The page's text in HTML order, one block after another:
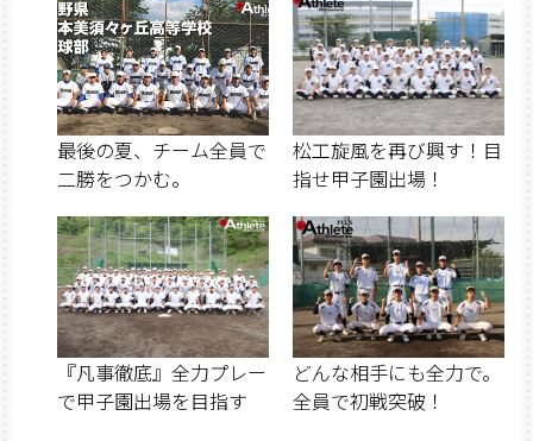
最後の夏、チーム全員で
二勝をつかむ。
松工旋風を再び興す！目
指せ甲子園出場！
『凡事徹底』全力プレー
で甲子園出場を目指す
どんな相手にも全力で。
全員で初戦突破！